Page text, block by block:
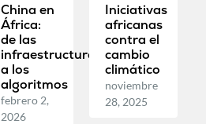
China en
África:
de las
infraestructuras
a los
algoritmos
febrero 2,
2026
Iniciativas
africanas
contra el
cambio
climático
noviembre
28, 2025